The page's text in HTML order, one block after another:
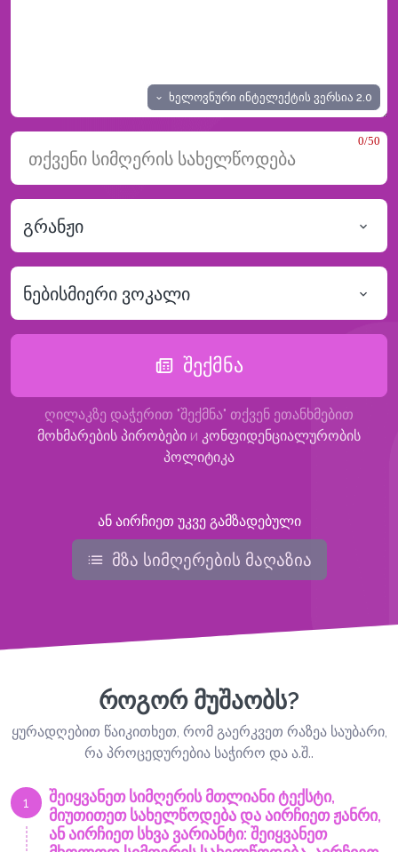
ხელოვნური ინტელექტის ვერსია 2.0
0/50
გრანჟი
ნებისმიერი ვოკალი
შექმნა
ღილაკზე დაჭერით "შექმნა" თქვენ ეთანხმებით
მოხმარების პირობები и კონფიდენციალურობის
პოლიტიკა
ან აირჩიეთ უკვე გამზადებული
მზა სიმღერების მაღაზია
როგორ მუშაობს?
ყურადღებით წაიკითხეთ, რომ გაერკვეთ რაზეა საუბარი,
რა პროცედურებია საჭირო და ა.შ..
1
შეიყვანეთ სიმღერის მთლიანი ტექსტი,
მიუთითეთ სახელწოდება და აირჩიეთ ჟანრი,
ან აირჩიეთ სხვა ვარიანტი: შეიყვანეთ